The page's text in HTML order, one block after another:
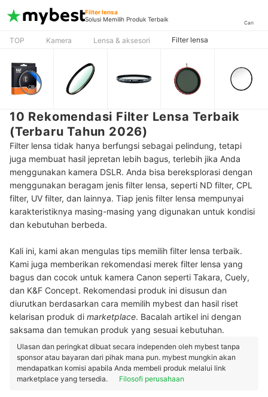
Filter lensa
Solusi Memilih Produk Terbaik
Cari
TOP Kamera Lensa & aksesori Filter lensa
10 Rekomendasi Filter Lensa Terbaik
(Terbaru Tahun 2026)
Filter lensa tidak hanya berfungsi sebagai pelindung, tetapi
juga membuat hasil jepretan lebih bagus, terlebih jika Anda
menggunakan kamera DSLR. Anda bisa bereksplorasi dengan
menggunakan beragam jenis filter lensa, seperti ND filter, CPL
filter, UV filter, dan lainnya. Tiap jenis filter lensa mempunyai
karakteristiknya masing-masing yang digunakan untuk kondisi
dan kebutuhan berbeda.
Kali ini, kami akan mengulas tips memilih filter lensa terbaik.
Kami juga memberikan rekomendasi merek filter lensa yang
bagus dan cocok untuk kamera Canon seperti Takara, Cuely,
dan K&F Concept. Rekomendasi produk ini disusun dan
diurutkan berdasarkan cara memilih mybest dan hasil riset
kelarisan produk di marketplace. Bacalah artikel ini dengan
saksama dan temukan produk yang sesuai kebutuhan.
Ulasan dan peringkat dibuat secara independen oleh mybest tanpa
sponsor atau bayaran dari pihak mana pun. mybest mungkin akan
mendapatkan komisi apabila Anda membeli produk melalui link
marketplace yang tersedia.
Filosofi perusahaan